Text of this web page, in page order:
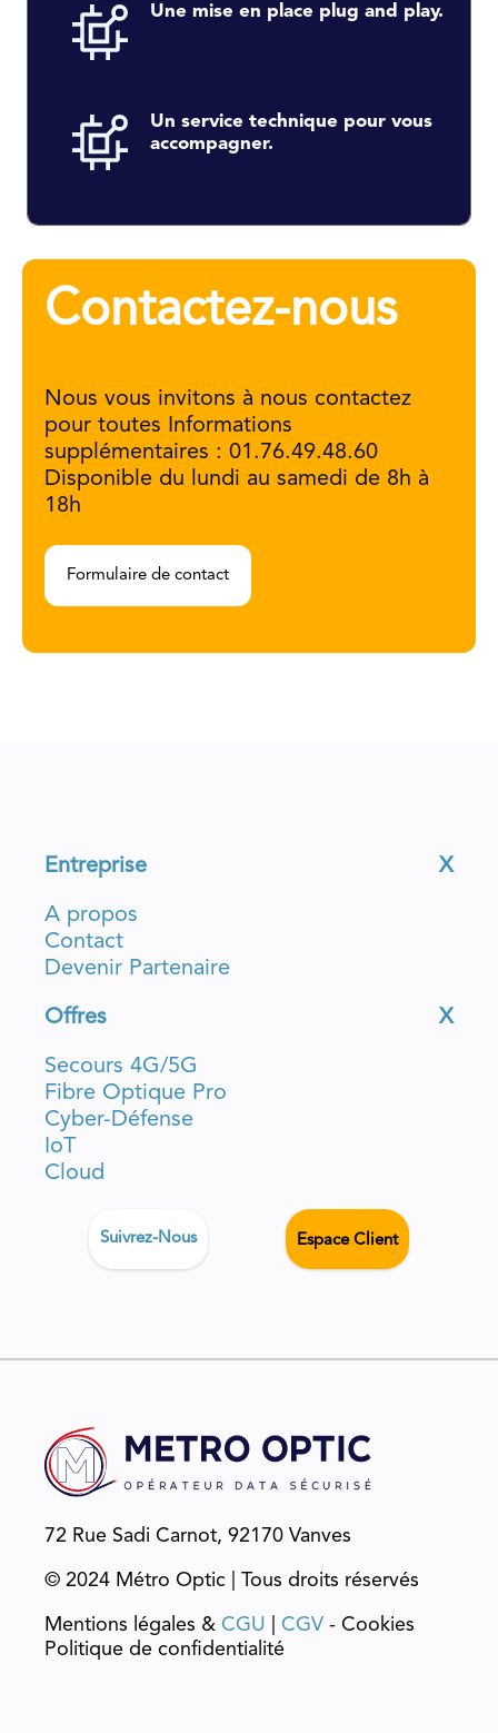
Une mise en place plug and play.
Un service technique pour vous
accompagner.
Contactez-nous
Nous vous invitons à nous contactez
pour toutes Informations
supplémentaires : 01.76.49.48.60
Disponible du lundi au samedi de 8h à
18h
Formulaire de contact
Entreprise X
A propos
Contact
Devenir Partenaire
Offres X
Secours 4G/5G
Fibre Optique Pro
Cyber-Défense
IoT
Cloud
Suivrez-Nous Espace Client
72 Rue Sadi Carnot, 92170 Vanves
© 2024 Métro Optic | Tous droits réservés
Mentions légales & CGU CGV - Cookies
Politique de confidentialité